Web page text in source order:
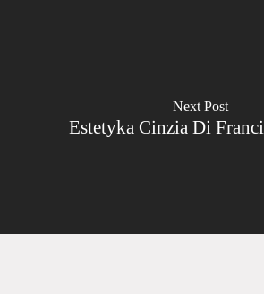
Next Post
Estetyka Cinzia Di